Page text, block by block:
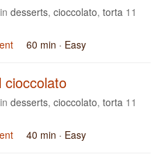
in desserts, cioccolato, torta 11
60 min · Easy
cioccolato
in desserts, cioccolato, torta 11
40 min · Easy